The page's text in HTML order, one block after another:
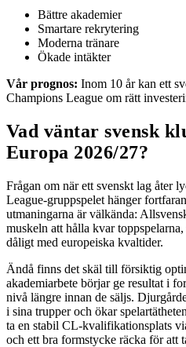
Bättre akademier
Smartare rekrytering
Moderna tränare
Ökade intäkter
Vår prognos: Inom 10 år kan ett
Champions League om rätt
Vad väntar svensk
Europa 2026/27?
Frågan om när ett svenskt lag åter
League-gruppspelet hänger
utmaningarna är välkända:
muskeln att hålla kvar
dåligt med europeiska kvaltider.
Ändå finns det skäl till försiktig
akademiarbete börjar ge resultat i
nivå längre innan de säljs.
i sina trupper och ökar
ta en stabil CL-kvalifikationsplats
och ett bra formstycke räcka för att